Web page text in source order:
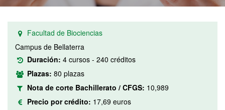
Facultad de Biociencias
Campus de Bellaterra
Duración: 4 cursos - 240 créditos
Plazas: 80 plazas
Nota de corte Bachillerato / CFGS: 10,989
Precio por crédito: 17,69 euros